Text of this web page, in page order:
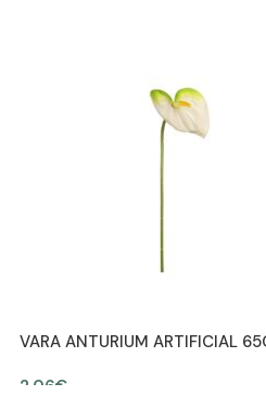
VARA ANTURIUM ARTIFICIAL
2,06€